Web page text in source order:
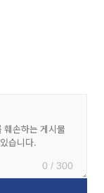
0 / 300